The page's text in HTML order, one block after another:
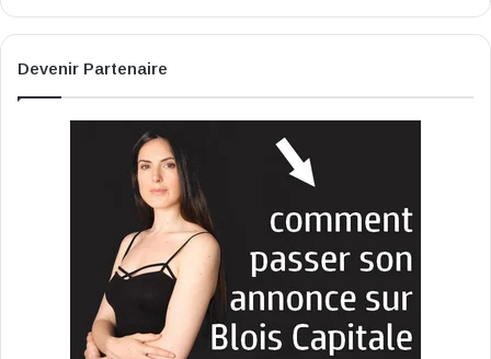
Devenir Partenaire